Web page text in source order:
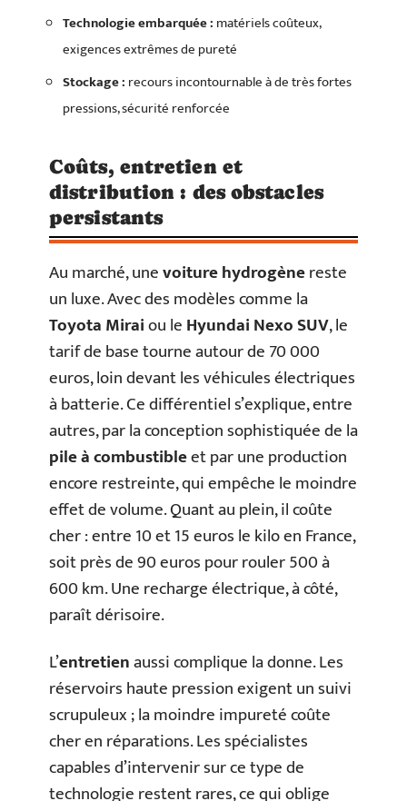
Technologie embarquée : matériels coûteux,
exigences extrêmes de pureté
Stockage : recours incontournable à de très fortes
pressions, sécurité renforcée
Coûts, entretien et
distribution : des obstacles
persistants
Au marché, unevoiture hydrogènereste
un luxe. Avec des modèles comme la
Toyota Miraiou leHyundai Nexo SUV, le
tarif de base tourne autour de 70 000
euros, loin devant les véhicules électriques
à batterie. Ce différentiel s’explique, entre
autres, par la conception sophistiquée de la
pile à combustibleet par une production
encore restreinte, qui empêche le moindre
effet de volume. Quant au plein, il coûte
cher : entre 10 et 15 euros le kilo en France,
soit près de 90 euros pour rouler 500 à
600 km. Une recharge électrique, à côté,
paraît dérisoire.
L’entretienaussi complique la donne. Les
réservoirs haute pression exigent un suivi
scrupuleux ; la moindre impureté coûte
cher en réparations. Les spécialistes
capables d’intervenir sur ce type de
technologie restent rares, ce qui oblige